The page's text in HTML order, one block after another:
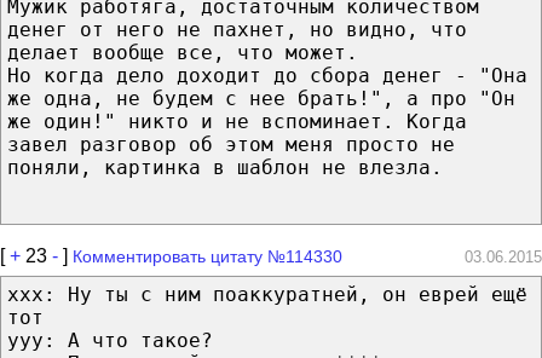
Мужик работяга, достаточным количеством
денег от него не пахнет, но видно, что
делает вообще все, что может.
Но когда дело доходит до сбора денег - "Она
же одна, не будем с нее брать!", а про "Он
же один!" никто и не вспоминает. Когда
завел разговор об этом меня просто не
поняли, картинка в шаблон не влезла.
[+ 23 - ] Комментировать цитату №114330 03.06.2015
xxx: Ну ты с ним поаккуратней, он еврей ещё
тот
yyy: А что такое?